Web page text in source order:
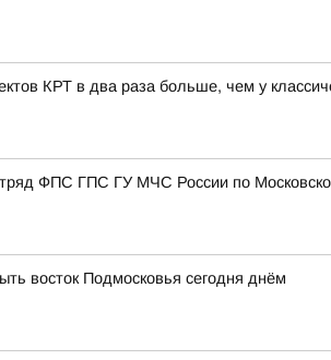
КРТ в два раза больше, чем у
ФПС ГПС ГУ МЧС России по
восток Подмосковья сегодня днём